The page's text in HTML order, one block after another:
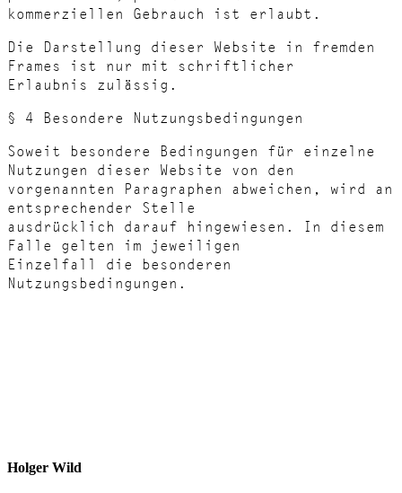
kommerziellen Gebrauch ist erlaubt.
Die Darstellung dieser Website in fremden
Frames ist nur mit schriftlicher
Erlaubnis zulässig.
§ 4 Besondere Nutzungsbedingungen
Soweit besondere Bedingungen für einzelne
Nutzungen dieser Website von den
vorgenannten Paragraphen abweichen, wird an
entsprechender Stelle
ausdrücklich darauf hingewiesen. In diesem
Falle gelten im jeweiligen
Einzelfall die besonderen
Nutzungsbedingungen.
Holger Wild